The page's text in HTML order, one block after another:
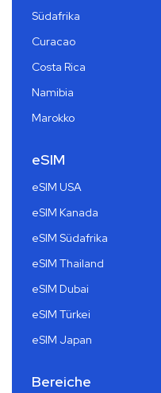
Südafrika
Curacao
Costa Rica
Namibia
Marokko
eSIM
eSIM USA
eSIM Kanada
eSIM Südafrika
eSIM Thailand
eSIM Dubai
eSIM Türkei
eSIM Japan
Bereiche